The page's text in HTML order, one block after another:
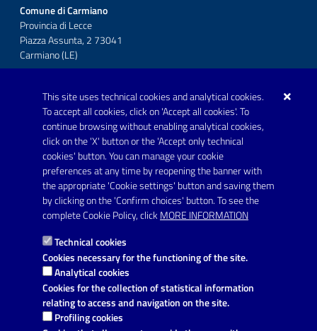
This site uses technical cookies and analytical cookies.
To accept all cookies, click on 'Accept all cookies'. To
continue browsing without enabling analytical cookies,
click on the 'X' button or the 'Accept only technical
cookies' button. You can manage your cookie
preferences at any time by reopening the banner with
the appropriate 'Cookie settings' button and saving them
by clicking on the 'Confirm choices' button. To see the
complete Cookie Policy, click MORE INFORMATION
Technical cookies
Cookies necessary for the functioning of the site.
Analytical cookies
Cookies for the collection of statistical information
relating to access and navigation on the site.
Profiling cookies
Comune di Carmiano
Provincia di Lecce
Piazza Assunta, 2 73041
Carmiano (LE)
Posta Elettronica Certificata:
protocollo.comunecarmiano@pec.rupar.puglia.it
URP - Ufficio Relazioni con il Pubblico
Link utili
Informativa privacy
Dichiarazione di accessibilità
Note legali
Domande frequenti